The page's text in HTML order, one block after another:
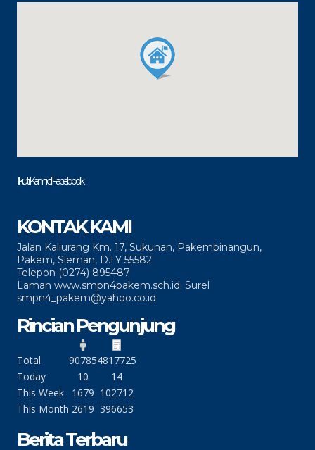
Ikuti Kami di Facebook
KONTAK KAMI
Jalan Kaliurang Km. 17, Sukunan, Pakembinangun,
Pakem, Sleman, D.I.Y 55582
Telepon (0274) 895487
Laman www.smpn4pakem.sch.id; Surel
smpn4_pakem@yahoo.co.id
Rincian Pengunjung
Total 907854817725
Today
10
14
This Week
1679 102712
This Month 2619 396653
Berita Terbaru